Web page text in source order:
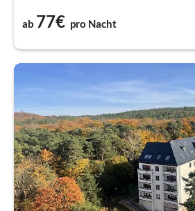
ab 77€ pro Nacht